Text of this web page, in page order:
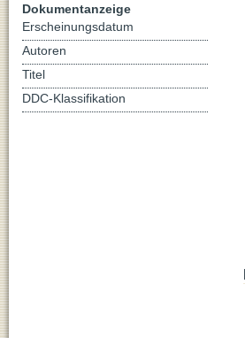
Dokumentanzeige
Erscheinungsdatum
Autoren
Titel
DDC-Klassifikation